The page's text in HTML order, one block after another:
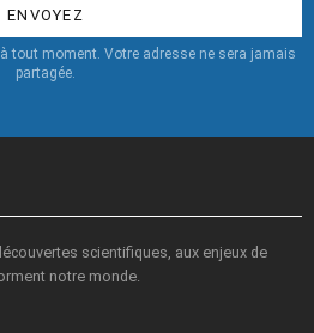
tout moment. Votre adresse ne sera jamais
partagée.
scientifiques, aux enjeux de
notre monde.